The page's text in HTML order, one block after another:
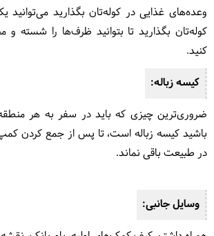
وعده‌های غذایی در کوله‌تان بگذارید
کوله‌تان بگذارید تا بتوانید ظرف‌ها را شسته و
کنید.
کیسه زباله:
ضروری‌ترین چیزی که باید در سفر به هر
باشید کیسه زباله است، تا پس از جمع کردن
در طبیعت باقی نماند.
وسایل جانبی: